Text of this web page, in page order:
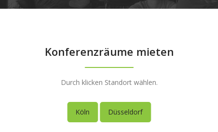
Konferenzräume mieten
Durch klicken Standort wählen.
Köln Düsseldorf